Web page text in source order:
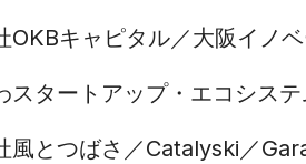
OKBキャピタル 大阪イノ
スタートアップ・エコシス
風とつばさ Catalyski